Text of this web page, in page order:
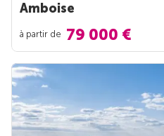
Amboise
à partir de 79 000 €